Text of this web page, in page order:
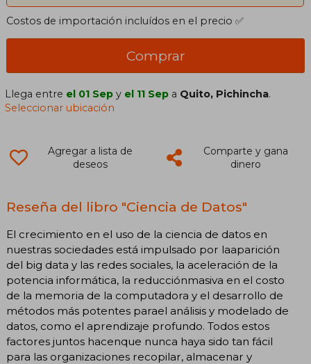
Costos de importación incluídos en el precio ✅
Comprar
Llega entre el 01 Sep y el 11 Sep a Quito, Pichincha.
Seleccionar ubicación
Agregar a lista de
deseos
Comparte y gana
dinero
Reseña del libro "Ciencia de Datos"
El crecimiento en el uso de la ciencia de datos en
nuestras sociedades está impulsado por laaparición
del big data y las redes sociales, la aceleración de la
potencia informática, la reducciónmasiva en el costo
de la memoria de la computadora y el desarrollo de
métodos más potentes parael análisis y modelado de
datos, como el aprendizaje profundo. Todos estos
factores juntos hacenque nunca haya sido tan fácil
para las organizaciones recopilar, almacenar y